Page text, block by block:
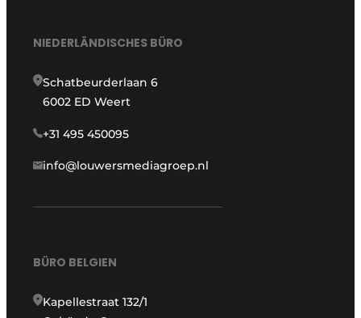
NIEDERLÄNDISCHES BÜRO
Schatbeurderlaan 6
6002 ED Weert
+31 495 450095
info@louwersmediagroep.nl
BÜRO BELGIEN
Kapellestraat 132/1